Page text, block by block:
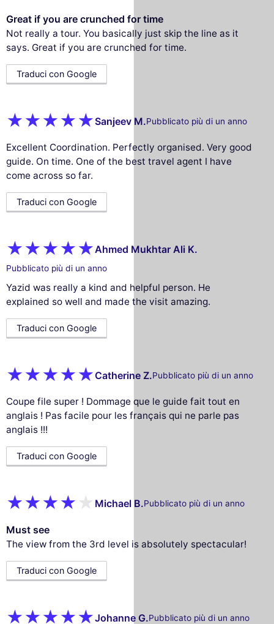
Great if you are crunched for time
Not really a tour. You basically just skip the line as it
says. Great if you are crunched for time.
Traduci con Google
Sanjeev M.Pubblicato più di un anno
Excellent Coordination. Perfectly organised. Very good
guide. On time. One of the best travel agent I have
come across so far.
Traduci con Google
Ahmed Mukhtar Ali K.
Pubblicato più di un anno
Yazid was really a kind and helpful person. He
explained so well and made the visit amazing.
Traduci con Google
Catherine Z.Pubblicato più di un anno
Coupe file super ! Dommage que le guide fait tout en
anglais ! Pas facile pour les français qui ne parle pas
anglais !!!
Traduci con Google
Michael B.Pubblicato più di un anno
Must see
The view from the 3rd level is absolutely spectacular!
Traduci con Google
Johanne G.Pubblicato più di un anno